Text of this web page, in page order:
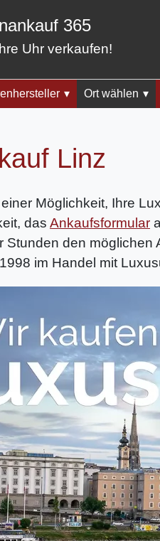
365
Uhr verkaufen!
Ort wählen
Linz
Möglichkeit, Ihre
das Ankaufsformular
Stunden den
im Handel mit